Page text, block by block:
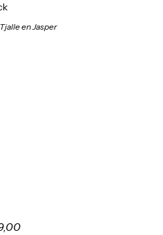
en Jasper